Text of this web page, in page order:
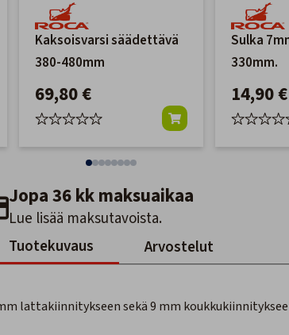
Kaksoisvarsi säädettävä
380-480mm
69,80 €
Sulka
330mm.
14,90 €
Jopa 36 kk maksuaikaa
Lue lisää maksutavoista.
Tuotekuvaus
Arvostelut
lattakiinnitykseen sekä 9 mm